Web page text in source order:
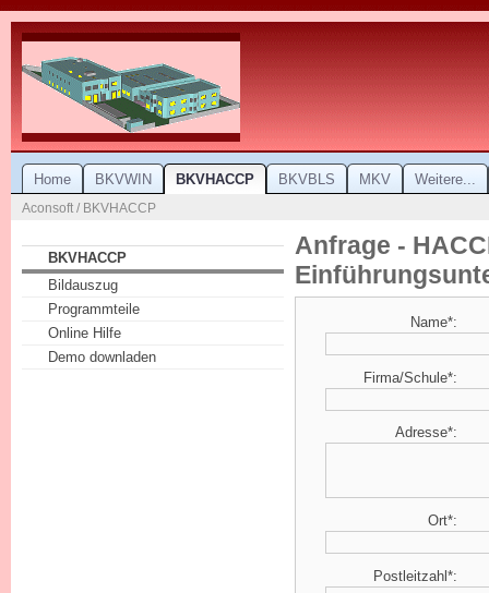
Home BKVWIN BKVHACCP BKVBLS MKV Weitere...
Aconsoft / BKVHACCP
BKVHACCP
Bildauszug
Programmteile
Online Hilfe
Demo downladen
Anfrage -
Name*:
Firma/Schule*:
Adresse*:
Ort*:
Postleitzahl*: